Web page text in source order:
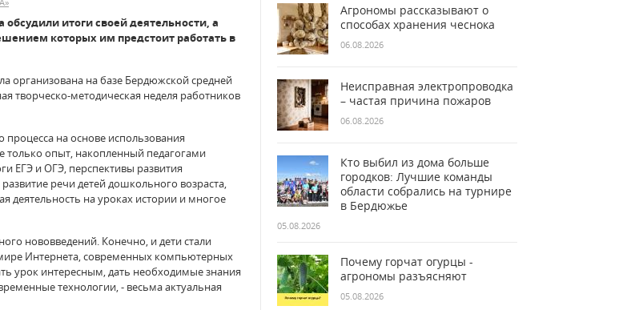
итоги своей деятельности, а
которых им предстоит работать в
организована на базе Бердюжской средней
творческо-методическая неделя работников
на основе использования
только опыт, накопленный педагогами
ЕГЭ и ОГЭ, перспективы развития
речи детей дошкольного возраста,
деятельность на уроках истории и многое
нововведений. Конечно, и дети стали
Интернета, современных компьютерных
урок интересным, дать необходимые знания
технологии, - весьма актуальная
Агрономы рассказывают о
способах хранения чеснока
06.08.2026
Неисправная электропроводка
– частая причина пожаров
06.08.2026
Кто выбил из дома больше
городков: Лучшие команды
области собрались на турнире
в Бердюжье
05.08.2026
Почему горчат огурцы -
агрономы разъясняют
05.08.2026